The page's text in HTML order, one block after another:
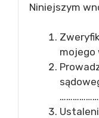
Niniejszym
mojego